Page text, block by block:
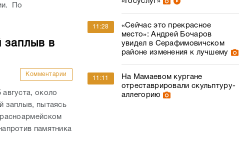
По
заплыв в
Комментарии
около
заплыв, пытаясь
памятника
11:28
«Сейчас это прекрасное
место»: Андрей Бочаров
увидел в Серафимовичском
районе изменения к лучшему
11:11
На Мамаевом кургане
отреставрировали скульптуру-
аллегорию